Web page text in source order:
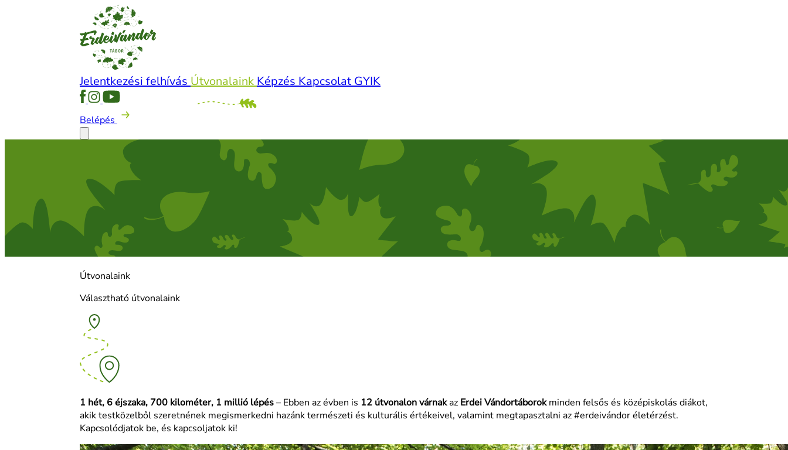
Jelentkezési felhívásÚtvonalainkKépzésKapcsolatGYIK
Belépés
Útvonalaink
Választható útvonalaink
1 hét, 6 éjszaka, 700 kilométer, 1 millió lépés– Ebben az évben is 12 útvonalon várnakaz Erdei Vándortáborokminden felsős és középiskolás diákot,
akik testközelből szeretnének megismerkedni hazánk természeti és kulturális értékeivel, valamint megtapasztalni az #erdeivándor életérzést.
Kapcsolódjatok be, és kapcsoljatok ki!